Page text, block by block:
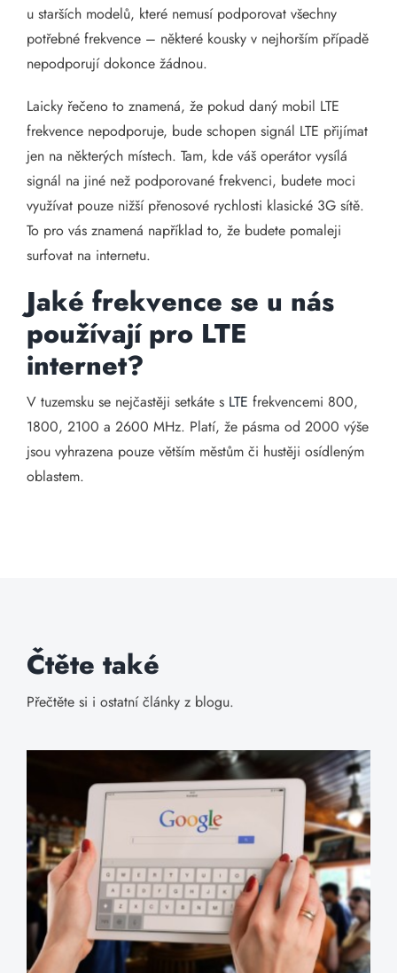
u starších modelů, které nemusí podporovat všechny
potřebné frekvence – některé kousky v nejhorším případě
nepodporují dokonce žádnou.
Laicky řečeno to znamená, že pokud daný mobil LTE
frekvence nepodporuje, bude schopen signál LTE přijímat
jen na některých místech. Tam, kde váš operátor vysílá
signál na jiné než podporované frekvenci, budete moci
využívat pouze nižší přenosové rychlosti klasické 3G sítě.
To pro vás znamená například to, že budete pomaleji
surfovat na internetu.
Jaké frekvence se u nás
používají pro LTE
internet?
V tuzemsku se nejčastěji setkáte s LTE frekvencemi 800,
1800, 2100 a 2600 MHz. Platí, že pásma od 2000 výše
jsou vyhrazena pouze větším městům či hustěji osídleným
oblastem.
Čtěte také
Přečtěte si i ostatní články z blogu.